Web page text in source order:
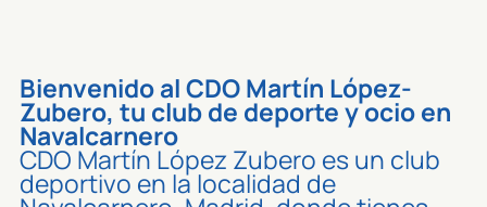
Bienvenido al CDO Martín López-
Zubero, tu club de deporte y ocio en
Navalcarnero
CDO Martín López Zubero es un club
deportivo en la localidad de